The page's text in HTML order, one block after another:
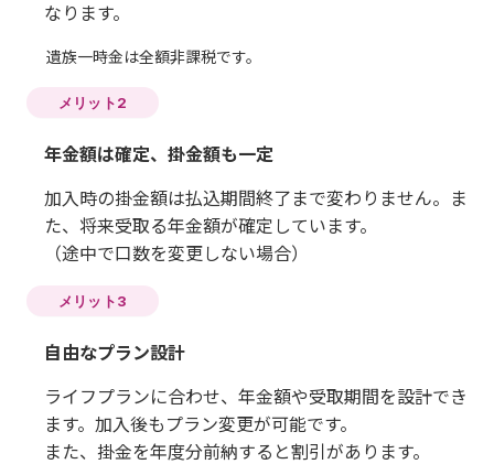
とが必要です。いずれか一つの
基金にしか加入できませんの
で、加入される方が選択するこ
とになります。
なります。
遺族一時金は全額非課税です。
メリット2
年金額は確定、掛金額も一定
加入時の掛金額は払込期間終了まで変わりません。ま
た、将来受取る年金額が確定しています。
（途中で口数を変更しない場合）
メリット3
自由なプラン設計
ライフプランに合わせ、年金額や受取期間を設計でき
ます。加入後もプラン変更が可能です。
また、掛金を年度分前納すると割引があります。